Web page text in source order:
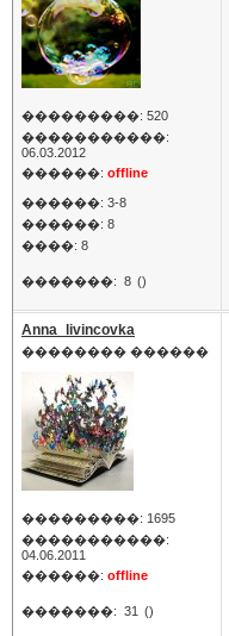
���������: 520
�����������:
06.03.2012
������: offline
������: 3-8
������: 8
����: 8
�������: 8 ()
Anna_livincovka
�������� ������
���������: 1695
�����������:
04.06.2011
������: offline
�������: 31 ()